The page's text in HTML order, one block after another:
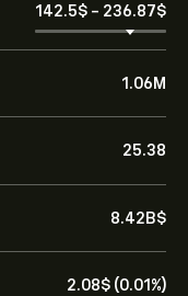
142.5‎$‎ - 236.87‎$‎
1.06M
25.38
8.42B‎$‎
2.08‎$‎ (0.01%)